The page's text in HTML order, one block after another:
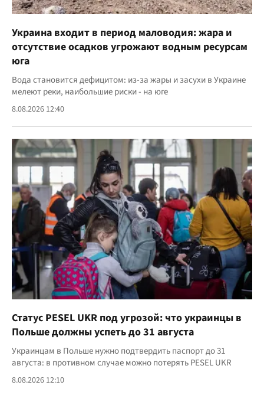
Украина входит в период маловодия: жара и
отсутствие осадков угрожают водным ресурсам
юга
Вода становится дефицитом: из-за жары и засухи в Украине
мелеют реки, наибольшие риски - на юге
8.08.2026 12:40
Статус PESEL UKR под угрозой: что украинцы в
Польше должны успеть до 31 августа
Украинцам в Польше нужно подтвердить паспорт до 31
августа: в противном случае можно потерять PESEL UKR
8.08.2026 12:10